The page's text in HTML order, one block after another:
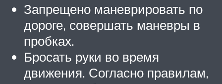
Запрещено маневрировать по
дороге, совершать маневры в
пробках.
Бросать руки во время
движения. Согласно правилам,